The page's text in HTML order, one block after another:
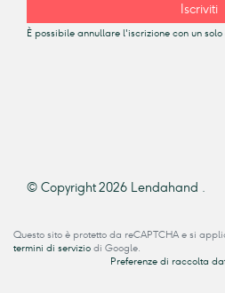
Iscriviti
È possibile annullare l'iscrizione con un solo
© Copyright 2026 Lendahand .
Questo sito è protetto da reCAPTCHA e si
termini di servizio di Google.
Preferenze di raccolta